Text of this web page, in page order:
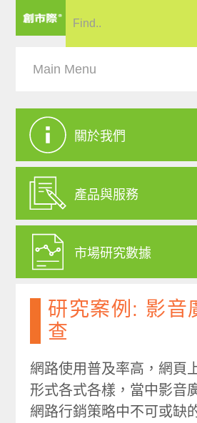
關於我們
產品與服務
市場研究數據
研究案例: 影音
查
網路使用普及率高，網頁
形式各式各樣，當中影音
網路行銷策略中不可或缺